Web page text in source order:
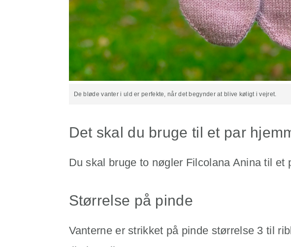
De bløde vanter i uld er perfekte, når det begynder at blive køligt i vejret.
Det skal du bruge til et par
Du skal bruge to nøgler Filcolana Anina til et
Størrelse på pinde
Vanterne er strikket på pinde størrelse 3 til